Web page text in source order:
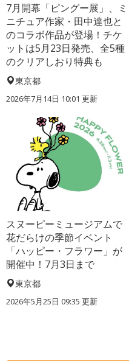
7月開幕「ピングー展」、ミ
ニチュア作家・田中達也と
のコラボ作品が登場！チケ
ットは5月23日発売、全5種
のクリアしおり特典も
東京都
2026年7月14日 10:01 更新
スヌーピーミュージアムで
花だらけの季節イベント
「ハッピー・フラワー」が
開催中！7月3日まで
東京都
2026年5月25日 09:35 更新